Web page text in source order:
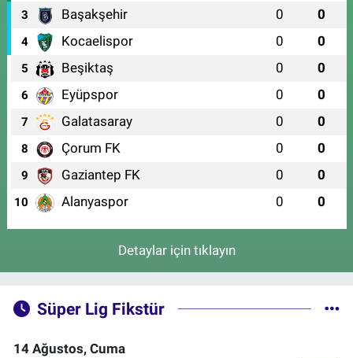
3 Başakşehir 0 0
4 Kocaelispor 0 0
5 Beşiktaş 0 0
6 Eyüpspor 0 0
7 Galatasaray 0 0
8 Çorum FK 0 0
9 Gaziantep FK 0 0
10 Alanyaspor 0 0
Detaylar için tıklayın
Süper Lig Fikstür
14 Ağustos, Cuma